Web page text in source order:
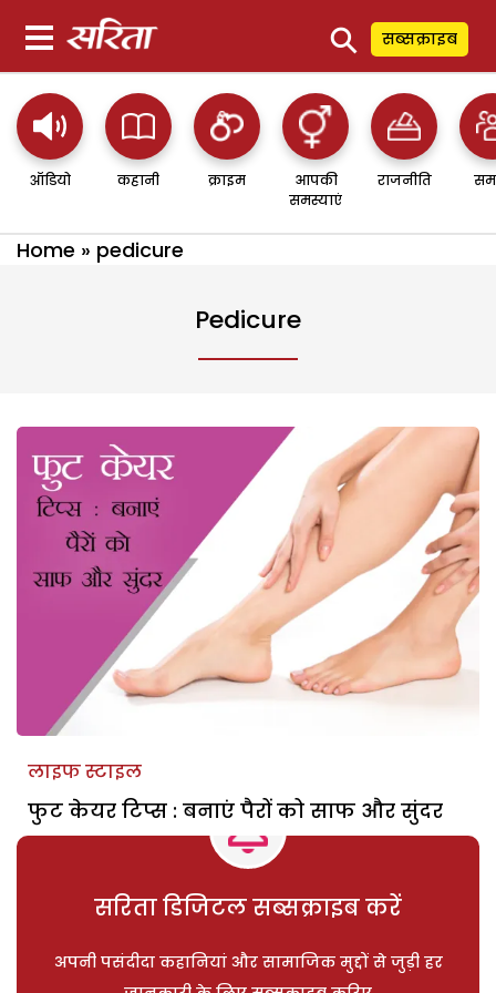
⚲ सब्सक्राइब
ऑडियो कहानी क्राइम
आपकी
समस्याएं
राजनीति
Home » pedicure
Pedicure
लाइफ स्टाइल
फुट केयर टिप्स : बनाएं पैरों को साफ और सुंदर
सरिता डिजिटल सब्सक्राइब करें
अपनी पसंदीदा कहानियां और सामाजिक मुद्दों से जुड़ी हर